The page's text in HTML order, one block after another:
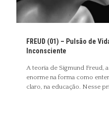
FREUD (01) – Pulsão de
Inconsciente
A teoria de Sigmund Freud,
enorme na forma como
claro, na educação. Nesse